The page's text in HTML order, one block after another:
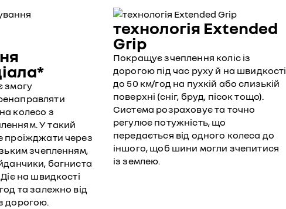
змогу
колесо з
У такий
проїжджати через
зчепленням,
багниста
на швидкості
та залежно від
дорогою.
технологія Extended
Grip
Покращує зчеплення коліс із
дорогою під час руху й на швидкості
до 50 км/год на пухкій або слизькій
поверхні (сніг, бруд, пісок тощо).
Система розраховує та точно
регулює потужність, що
передається від одного колеса до
іншого, щоб шини могли зчепитися
із землею.